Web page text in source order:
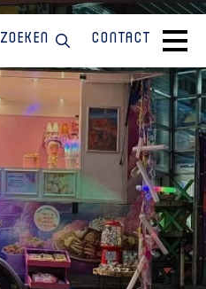
Zoeken Contact